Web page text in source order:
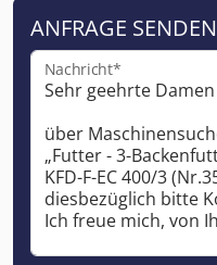
ANFRAGE SENDEN
Nachricht*